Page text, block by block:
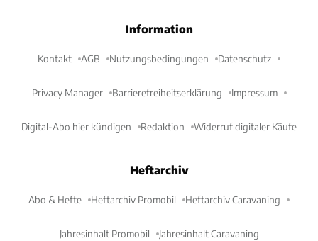
Information
Kontakt AGB Nutzungsbedingungen Datenschutz
Privacy Manager Barrierefreiheitserklärung Impressum
Digital-Abo hier kündigen Redaktion Widerruf digitaler Käufe
Heftarchiv
Abo & Hefte Heftarchiv Promobil Heftarchiv Caravaning
Jahresinhalt Promobil Jahresinhalt Caravaning